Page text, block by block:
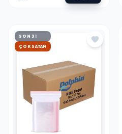
SON 3!
HIZLI KARGO